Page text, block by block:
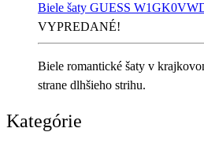
Biele šaty GUESS
VYPREDANÉ!
Biele romantické šaty v
strane dlhšieho strihu.
Kategórie